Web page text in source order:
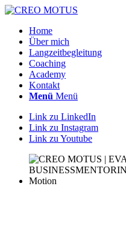
Home
Über mich
Langzeitbegleitung
Coaching
Academy
Kontakt
Menü Menü
Link zu LinkedIn
Link zu Instagram
Link zu Youtube